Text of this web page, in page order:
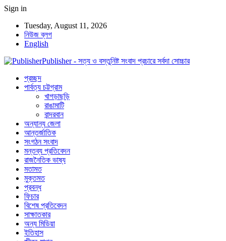
Sign in
Tuesday, August 11, 2026
নিউজ ব্লগ
English
Publisher - সত্য ও বস্তুনিষ্ট সংবাদ প্রচারে সর্বদা সোচ্চার
প্রচ্ছদ
পার্বত্য চট্টগ্রাম
খাগড়াছড়ি
রাঙামাটি
বান্দরবান
অন্যান্য জেলা
আন্তর্জাতিক
সংগঠন সংবাদ
মন্তব্য প্রতিবেদন
রাজনৈতিক ভাষ্য
মতামত
মুক্তমত
প্রবন্ধ
ফিচার
বিশেষ প্রতিবেদন
সাক্ষাতকার
অন্য মিডিয়া
ইতিহাস